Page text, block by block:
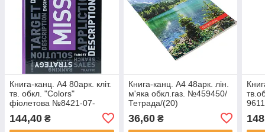
Книга-канц. А4 80арк. кліт.
тв. обкл. "Colors"
фіолетова №8421-07-
144,40 ₴
Книга-канц. А4 48арк. лін.
м'яка обкл.газ. №459450/
Тетрада/(20)
36,60₴